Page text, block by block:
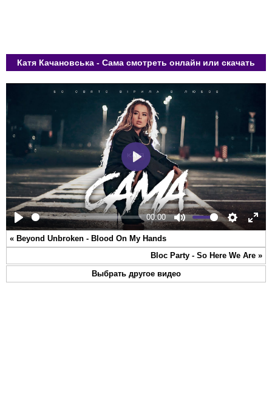
Катя Качановська - Сама смотреть онлайн или скачать
Play
00:00
Mute Settings
Play
« Beyond Unbroken - Blood On My Hands
Bloc Party - So Here We Are »
Выбрать другое видео